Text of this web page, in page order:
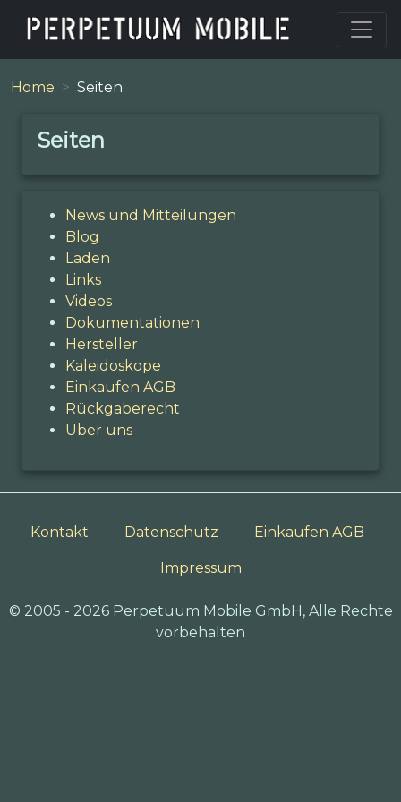
Home Seiten
Seiten
News und Mitteilungen
Blog
Laden
Links
Videos
Dokumentationen
Hersteller
Kaleidoskope
Einkaufen AGB
Rückgaberecht
Über uns
Kontakt Datenschutz Einkaufen AGB
Impressum
© 2005 - 2026 Perpetuum Mobile GmbH, Alle Rechte
vorbehalten